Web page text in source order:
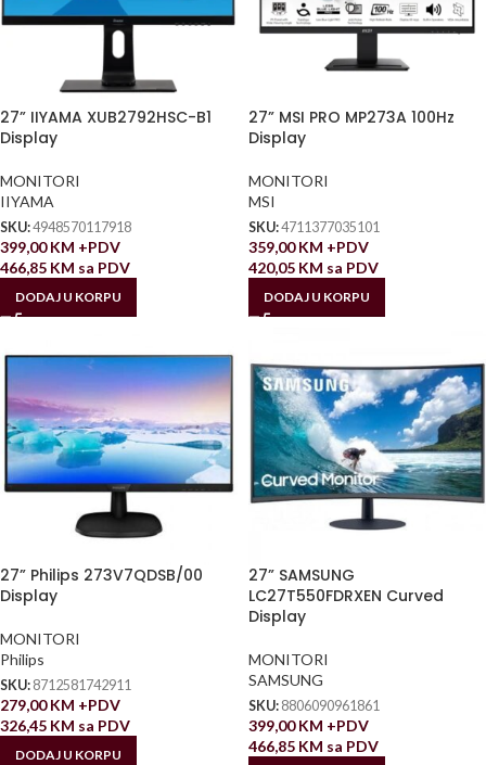
27” IIYAMA XUB2792HSC-B1
Display
MONITORI
IIYAMA
SKU:4948570117918
399,00KM +PDV
466,85 KM sa PDV
DODAJ U KORPU
27” MSI PRO MP273A 100Hz
Display
MONITORI
MSI
SKU:4711377035101
359,00KM +PDV
420,05 KM sa PDV
DODAJ U KORPU
27” Philips 273V7QDSB/00
Display
MONITORI
Philips
SKU: 8712581742911
279,00KM +PDV
326,45 KM sa PDV
DODAJ U KORPU
27” SAMSUNG
LC27T550FDRXEN Curved
Display
MONITORI
SAMSUNG
SKU: 8806090961861
399,00KM +PDV
466,85 KM sa PDV